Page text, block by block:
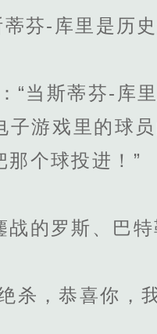
-库里是历史
斯蒂芬-库里
子游戏里的球
个球投进！”
罗斯、巴特
，恭喜你，我